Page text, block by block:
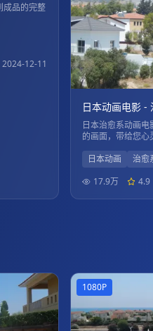
成品的完整
2024-12-11
日本动画电影 -
日本治愈系动画
的画面，带给您心
日本动画
治愈
17.9万
4.9
1080P